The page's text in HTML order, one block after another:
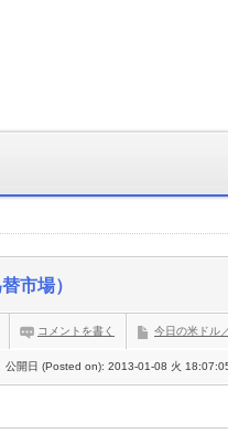
市場）
今日の米ドル
コメントを書く
公開日 (Posted on): 2013-01-08 火